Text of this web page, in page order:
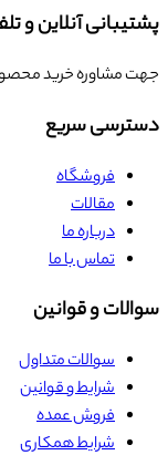
پشتیبانی آنلاین و
جهت مشاوره خرید
دسترسی سریع
فروشگاه
مقالات
درباره ما
تماس با ما
سوالات و قوانین
سوالات متداول
شرایط و قوانین
فروش عمده
شرایط همکاری